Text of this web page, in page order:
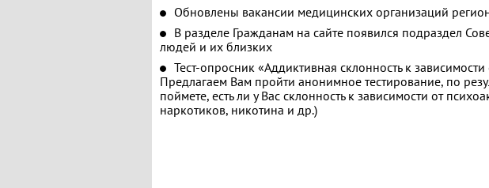
Обновлены вакансии медицинских организаций
В разделе Гражданам на сайте появился подраздел
людей и их близких
Тест-опросник «Аддиктивная склонность к
Предлагаем Вам пройти анонимное тестирование, по
поймете, есть ли у Вас склонность к зависимости от
наркотиков, никотина и др.)